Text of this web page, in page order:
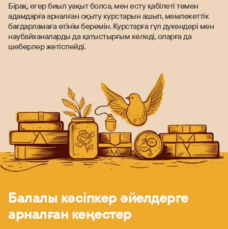
Бірақ, егер биыл уақыт болса, мен есту қабілеті төмен
адамдарға арналған оқыту курстарын ашып, мемлекеттік
бағдарламаға өтінім беремін. Курстарға гүл дүкендері мен
наубайханаларды да қатыстырғым келеді, оларға да
шеберлер жетіспейді.
Балалы кәсіпкер әйелдерге
арналған кеңестер